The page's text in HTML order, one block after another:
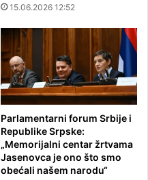
15.06.2026 12:52
Parlamentarni forum Srbije i
Republike Srpske:
„Memorijalni centar žrtvama
Jasenovca je ono što smo
obećali našem narodu“